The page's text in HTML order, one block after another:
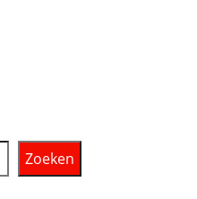
Zoeken